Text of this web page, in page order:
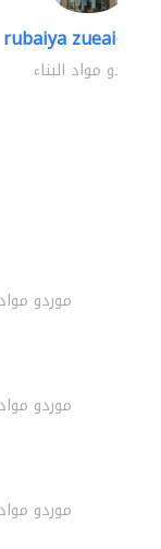
rubaiya zueaid
موردو مواد البناء
موردو مواد
موردو مواد
موردو مواد